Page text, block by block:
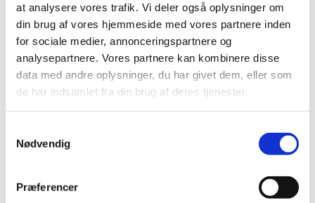
at analysere vores trafik. Vi deler også oplysninger om
din brug af vores hjemmeside med vores partnere inden
for sociale medier, annonceringspartnere og
analysepartnere. Vores partnere kan kombinere disse
data med andre oplysninger, du har givet dem, eller som
de har indsamlet fra din brug af deres tjenester.
Nødvendig
Præferencer
Antimobbestrategi i grundskoler og på
ungdomsuddannelser
Grundskoler og ungdomsuddannelser
(uddannelsessteder) skal fastsætte en
antimobbestrategi, herunder en strategi mod digital
mobning. Strategien revideres efter behov.
Handlingsplan mod problemer med det
psykiske undervisningsmiljø i form af